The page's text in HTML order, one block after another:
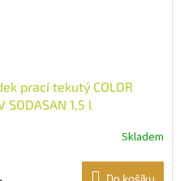
prací tekutý COLOR
SODASAN 1,5 l
Skladem
Do košíku